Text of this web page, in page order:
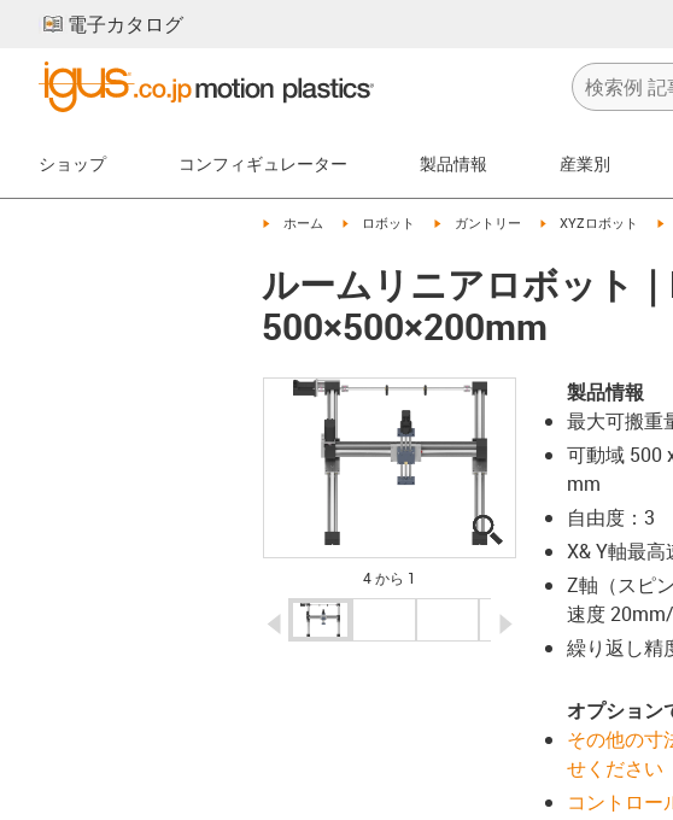
電子カタログ
ショップ コンフィギュレーター 製品情報 産業別
igus-icon-arrow-right
ホーム igus-icon-arrow-right
ロボット igus-icon-arrow-right
ガントリー igus-icon-arrow-right
XYZロボット
ルームリニアロボット
500×500×200mm
igus-icon-lupe
igus-icon-lupe
igus-icon-lupe
igus-icon-lupe
4 から 1
igus-icon-arrow-left igus-icon-arrow-
製品情報
最大可搬重
可動域 500
mm
自由度：3
X& Y軸最
Z軸（スピ
速度
繰り返し精
オプション
その他の寸
せください
コントロー